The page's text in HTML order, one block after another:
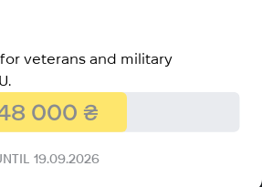
veterans and military
000 ₴
19.09.2026